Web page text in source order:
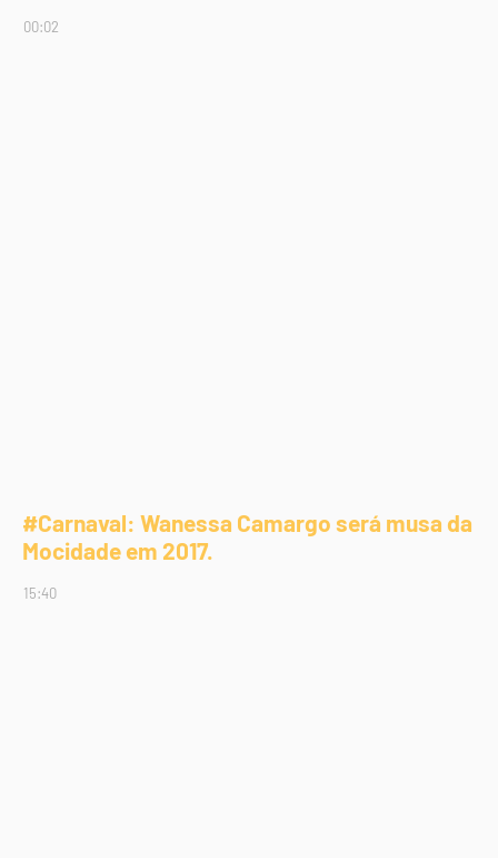
00:02
#Carnaval: Wanessa Camargo será musa da
Mocidade em 2017.
15:40